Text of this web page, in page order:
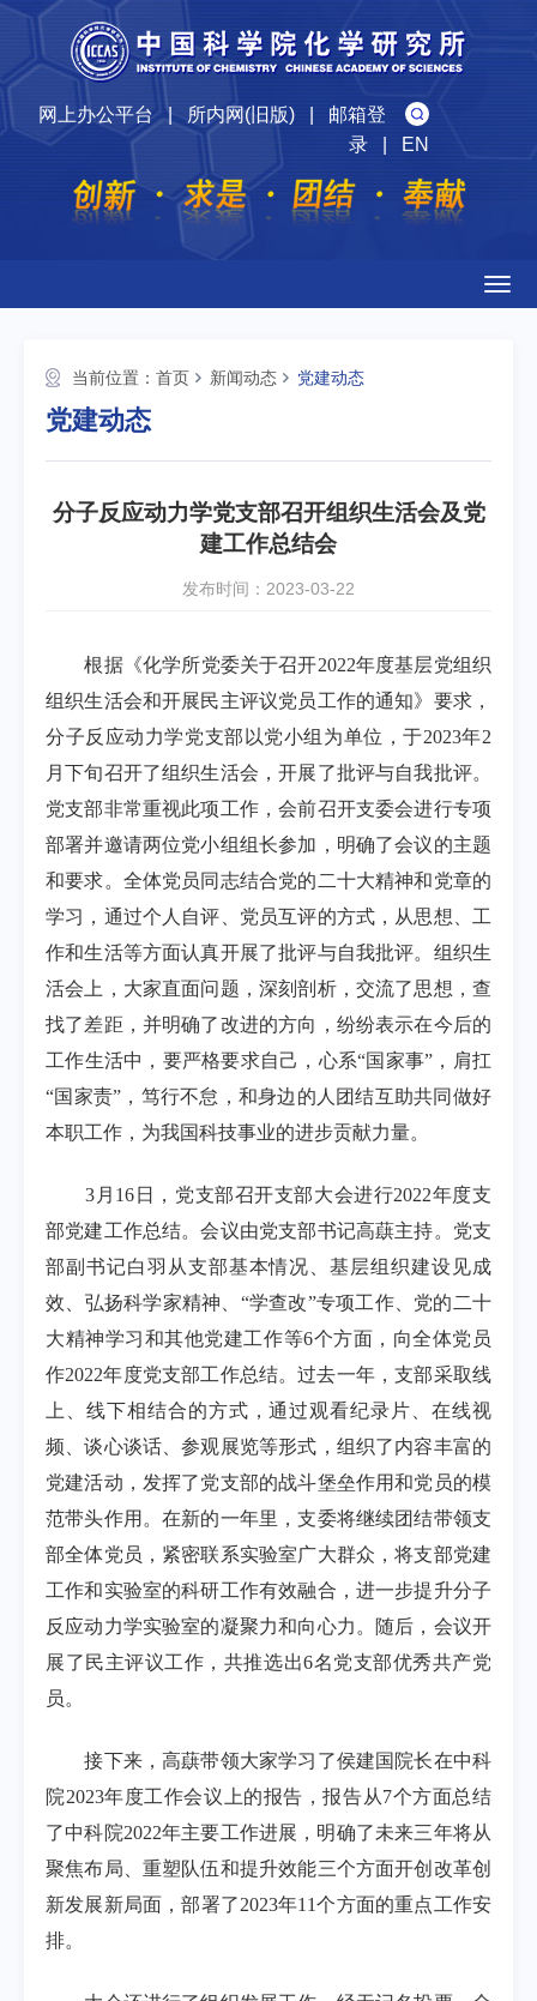
网上办公平台|所内网(旧版)| 邮箱登
录| EN
当前位置： 首页 新闻动态 党建动态
党建动态
分子反应动力学党支部召开组织生活会及党
建工作总结会
发布时间：2023-03-22
根据《化学所党委关于召开2022年度基层党组织
组织生活会和开展民主评议党员工作的通知》要求，
分子反应动力学党支部以党小组为单位，于2023年2
月下旬召开了组织生活会，开展了批评与自我批评。
党支部非常重视此项工作，会前召开支委会进行专项
部署并邀请两位党小组组长参加，明确了会议的主题
和要求。全体党员同志结合党的二十大精神和党章的
学习，通过个人自评、党员互评的方式，从思想、工
作和生活等方面认真开展了批评与自我批评。组织生
活会上，大家直面问题，深刻剖析， 交流了思想，查
找了差距，并明确了改进的方向 ， 纷纷表示在今后的
工作生活中，要严格要求自己， 心系“国家事”，肩扛
“国家责”，笃行不怠，和身边的人团结互助共同做好
本职工作，为我国科技事业的进步贡献力量。
3 月 16 日，党支部召开支部大会进行2022年度支
部党建工作总结。会议由党支部书记高蕻主持。党支
部副书记白羽从支部基本情况、基层组织建设见成
效、弘扬科学家精神、“学查改”专项工作、党的二十
大精神学习和其他党建工作等6个方面，向全体党员
作2022年度党支部工作总结。过去一年，支部采取线
上、线下相结合的方式，通过观看纪录片、在线视
频、谈心谈话、参观展览等形式，组织了内容丰富的
党建活动，发挥了党支部的战斗堡垒作用和党员的模
范带头作用。在新的一年里，支委将继续团结带领支
部全体党员，紧密联系实验室广大群众，将支部党建
工作和实验室的科研工作有效融合，进一步提升分子
反应动力学实验室的凝聚力和向心力。随后，会议开
展了民主评议工作，共推选出6名党支部优秀共产党
员。
接下来，高蕻带领大家学习了侯建国院长在中科
院2023年度工作会议上的报告，报告从7个方面总结
了中科院2022年主要工作进展，明确了未来三年将从
聚焦布局、重塑队伍和提升效能三个方面开创改革创
新发展新局面，部署了2023年11个方面的重点工作安
排。